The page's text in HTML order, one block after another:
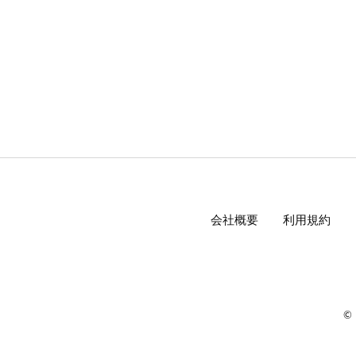
会社概要 利用規約
©